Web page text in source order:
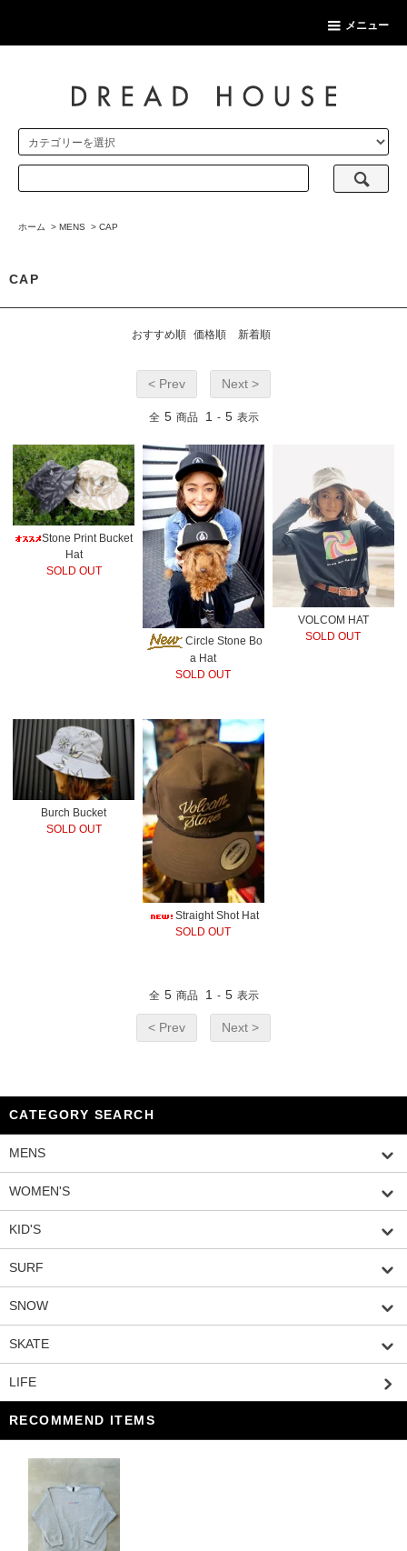
メニュー
ホーム > MENS > CAP
CAP
おすすめ順 価格順 新着順
< Prev Next >
全 5 商品 1 - 5 表示
Stone Print Bucket
Hat
SOLD OUT
Circle Stone Bo
a Hat
SOLD OUT
VOLCOM HAT
SOLD OUT
Burch Bucket
SOLD OUT
Straight Shot Hat
SOLD OUT
全 5 商品 1 - 5 表示
< Prev Next >
CATEGORY SEARCH
MENS
WOMEN'S
KID'S
SURF
SNOW
SKATE
LIFE
RECOMMEND ITEMS